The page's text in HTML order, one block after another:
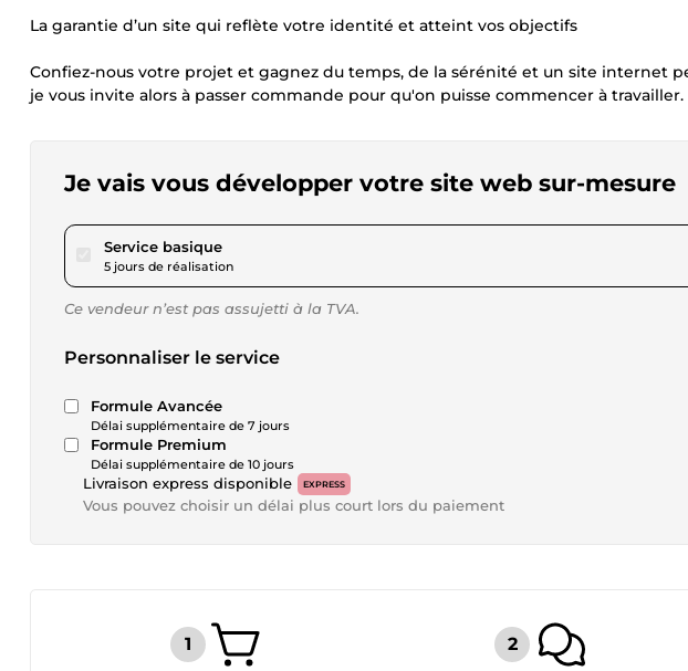
La garantie d’un site qui reflète votre identité et atteint vos objectifs
Confiez-nous votre projet et gagnez du temps, de la sérénité et un site internet
je vous invite alors à passer commande pour qu'on puisse commencer à travailler.
Je vais vous développer votre site web sur-mesure
Service basiquepour 219,66 $US
5 jours de réalisation
Ce vendeur n’est pas assujetti à la TVA.
Personnaliser le service
Formule Avancée
Délai supplémentaire de 7 jours
Formule Premium
Délai supplémentaire de 10 jours
Livraison express disponible EXPRESS
Vous pouvez choisir un délai plus court lors du paiement